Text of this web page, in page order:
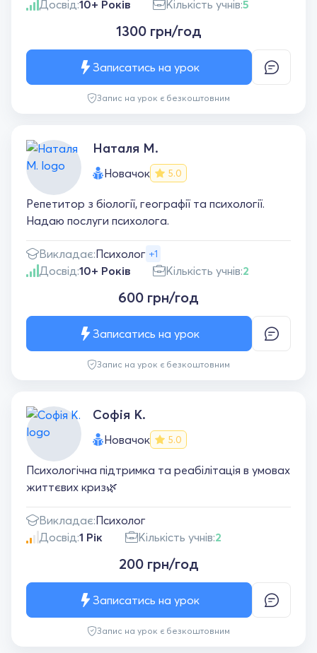
Досвід:10+ Років Кількість учнів:5
1300 грн/год
Запис на урок є безкоштовним
Записатись на урок
Наталя М.
Новачок 5.0
Репетитор з біології, географії та психології.
Надаю послуги психолога.
Викладає:Психолог +1
Досвід:10+ Років Кількість учнів:2
600 грн/год
Запис на урок є безкоштовним
Записатись на урок
Софія К.
Новачок 5.0
Психологічна підтримка та реабілітація в умовах
життєвих криз🌿
Викладає:Психолог
Досвід:1 Рік Кількість учнів:2
200 грн/год
Запис на урок є безкоштовним
Записатись на урок